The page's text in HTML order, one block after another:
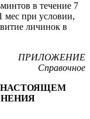
в течение 7
мес при условии,
личинок в
ПРИЛОЖЕНИЕ
Справочное